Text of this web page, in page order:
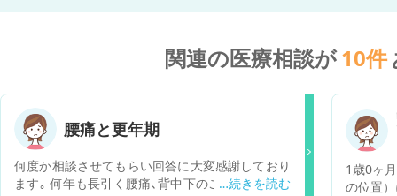
関連の医療相談が10件
腰痛と更年期
何度か相談させてもらい回答に大変感謝しており
ます｡ 何年も長引く腰痛､背中下のこわばり､手の
1歳0ヶ
の位置